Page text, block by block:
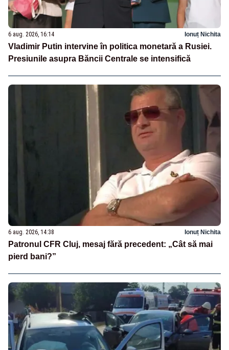
6 aug. 2026, 16:14 Ionuț Nichita
Vladimir Putin intervine în politica monetară a Rusiei.
Presiunile asupra Băncii Centrale se intensifică
6 aug. 2026, 14:38 Ionuț Nichita
Patronul CFR Cluj, mesaj fără precedent: „Cât să mai
pierd bani?”